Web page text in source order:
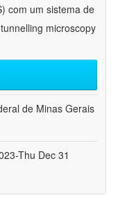
com um sistema de
microscopy
de Minas Gerais
Thu Dec 31